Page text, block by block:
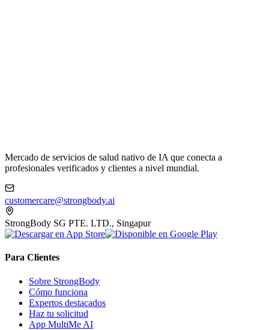
Mercado de servicios de salud nativo de IA que conecta a
profesionales verificados y clientes a nivel mundial.
customercare@strongbody.ai
StrongBody SG PTE. LTD., Singapur
Para Clientes
Sobre StrongBody
Cómo funciona
Expertos destacados
Haz tu solicitud
App MultiMe AI